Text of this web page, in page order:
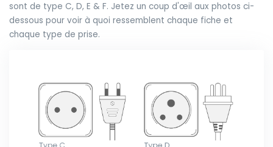
sont de type C, D, E & F. Jetez un coup d'œil aux photos ci-
dessous pour voir à quoi ressemblent chaque fiche et
chaque type de prise.